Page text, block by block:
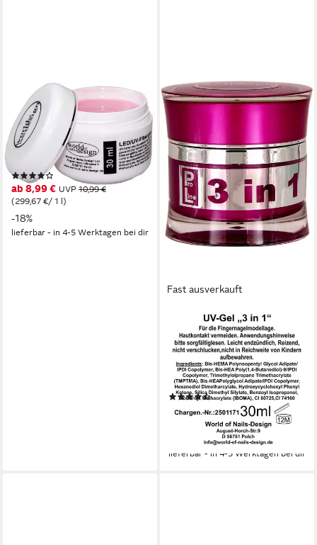
WORLD OF NAILS-DESIGN
UV-Gel LED/UV-Fiberglas Gel
dickviskose milchig rosa 1
Phasengel, Aufbaugel,
professionell Studioqualität
(14)
ab 8,99 € UVP 10,99 €
(299,67 €/ 1 l)
-18%
lieferbar - in 4-5 Werktagen bei dir
Fast ausverkauft
WORLD OF NAILS-DESIGN
UV-Gel ProLine "3 in 1"
LED/UV-Universalgel
dickviskose klar, bildet eine
Schwitzschicht
(2)
ab 5,99 € UVP9,99 €
(199,67 €/ 1 l)
lieferbar - in 4-5 Werktagen bei dir